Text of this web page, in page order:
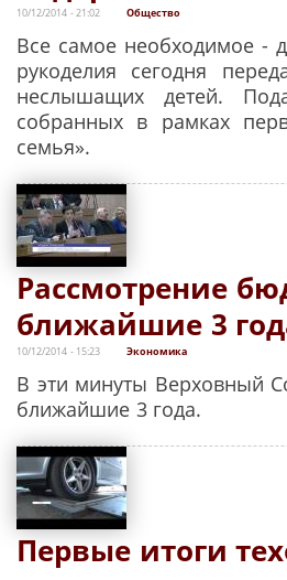
10/12/2014 - 21:02 Общество
Все самое необходимое -
рукоделия сегодня
неслышащих детей.
собранных в рамках
семья».
Рассмотрение
ближайшие 3
10/12/2014 - 15:23 Экономика
В эти минуты Верховный
ближайшие 3 года.
Первые итоги